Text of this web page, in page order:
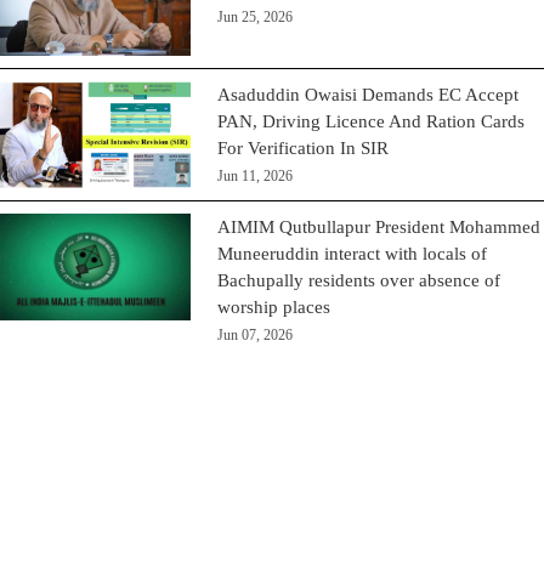
Jun 25, 2026
Asaduddin Owaisi Demands EC Accept
PAN, Driving Licence And Ration Cards
For Verification In SIR
Jun 11, 2026
AIMIM Qutbullapur President Mohammed
Muneeruddin interact with locals of
Bachupally residents over absence of
worship places
Jun 07, 2026